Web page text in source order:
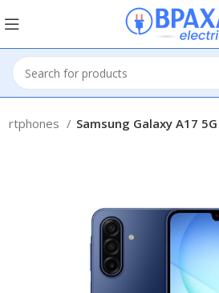
Samsung Galaxy A17